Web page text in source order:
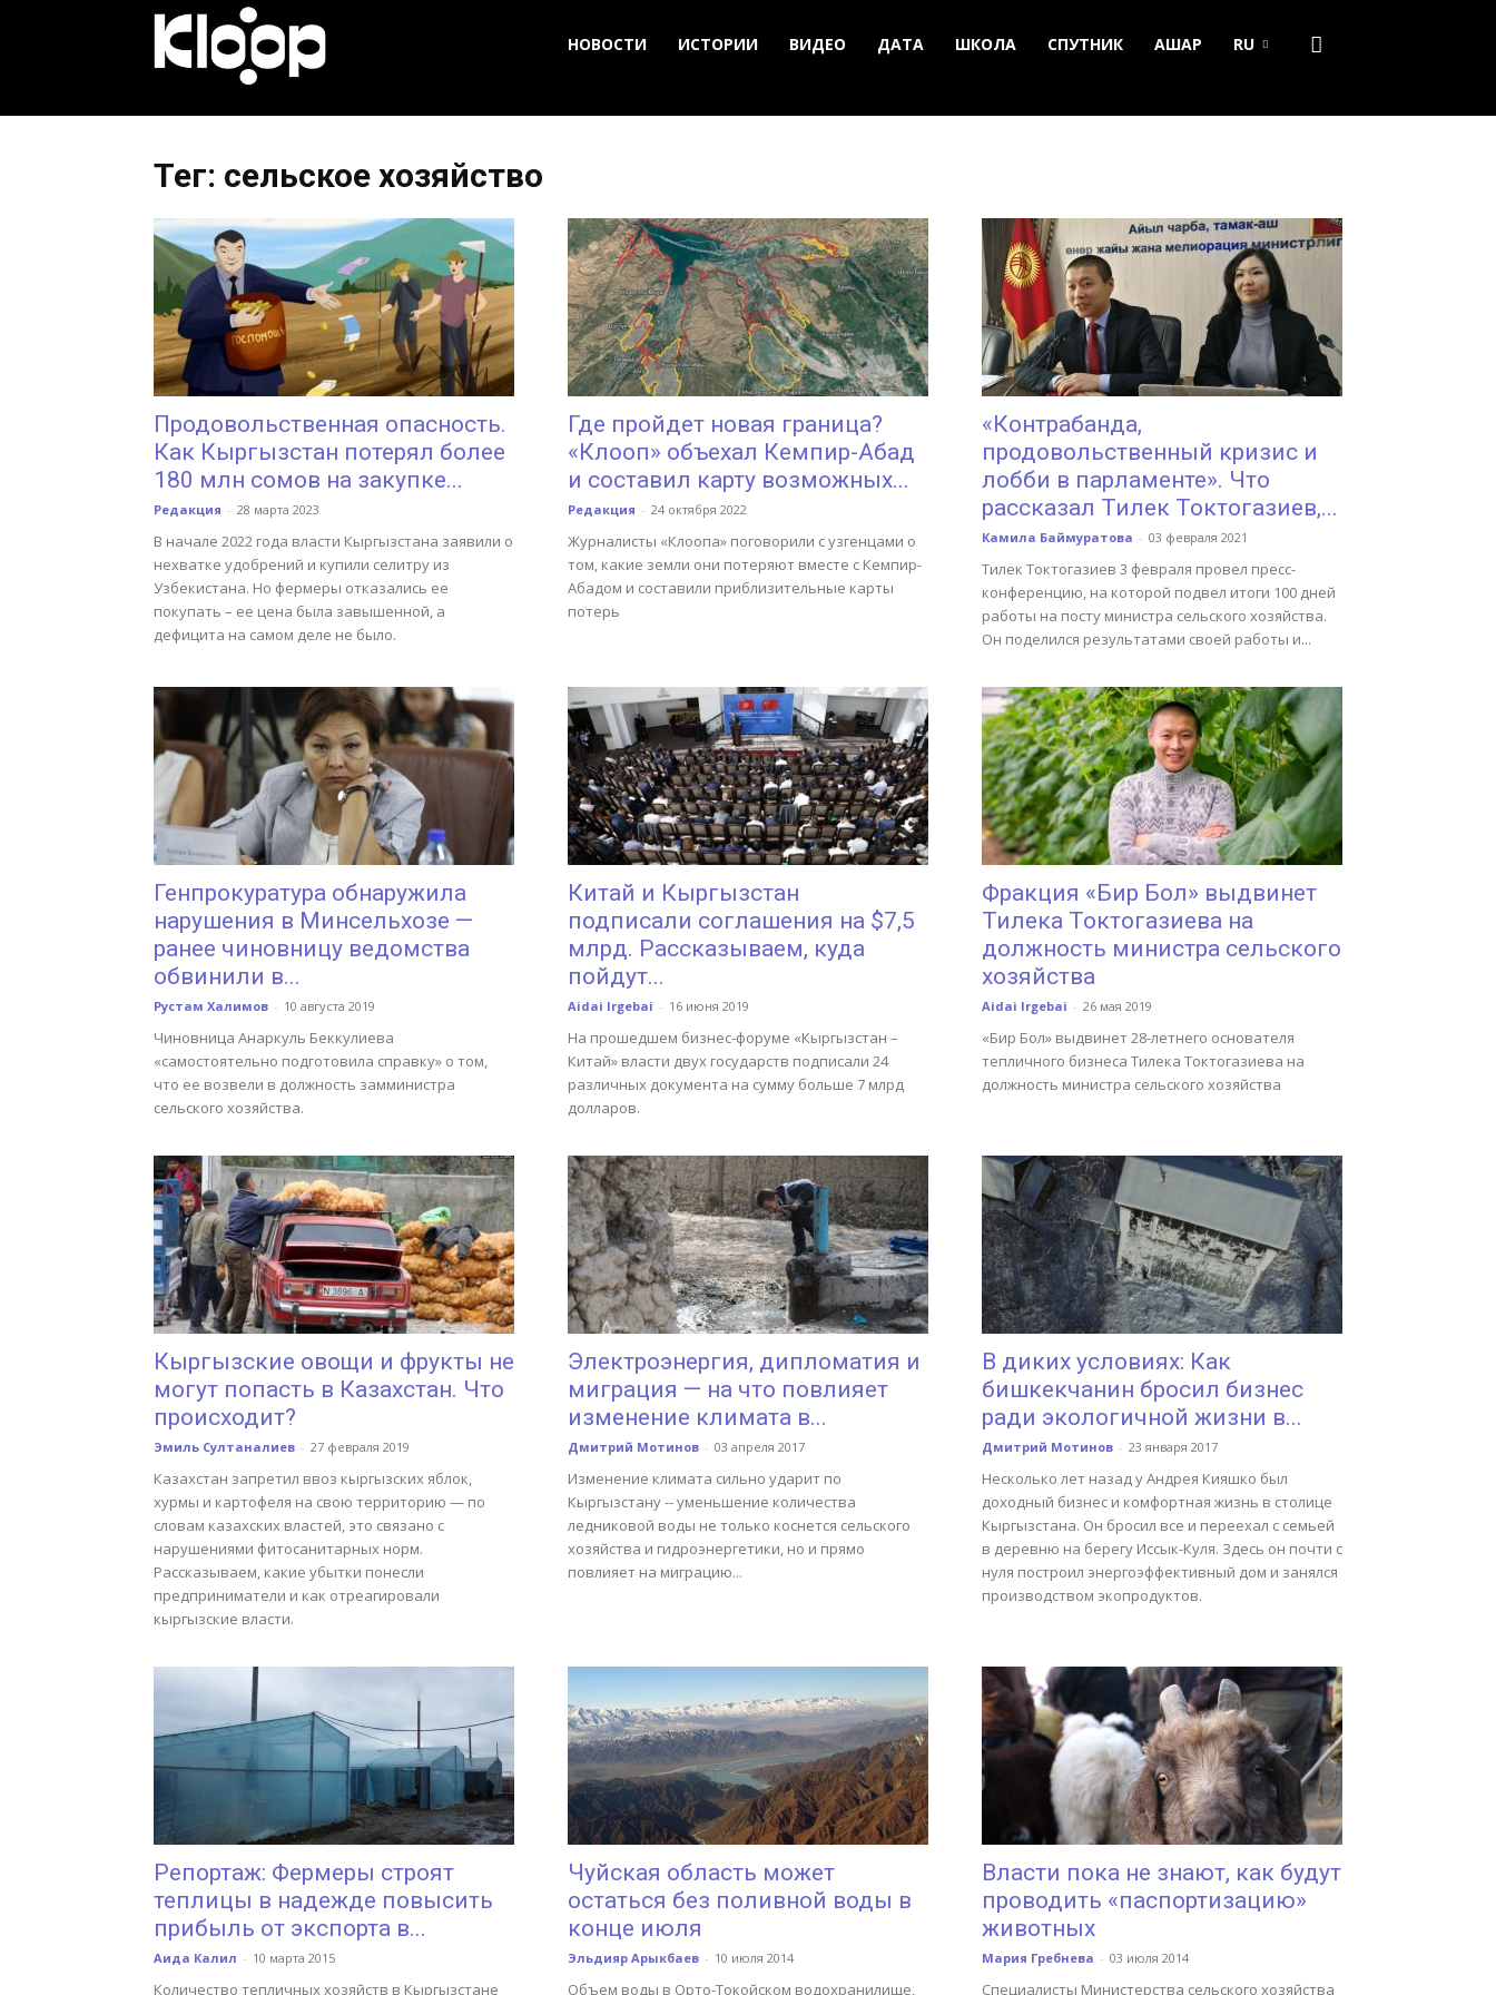
Новости
Кыргызстана
НОВОСТИ ИСТОРИИ ВИДЕО ДАТА ШКОЛА СПУТНИК АШАР RU
Тег: сельское хозяйство
Продовольственная опасность.
Как Кыргызстан потерял более
180 млн сомов на закупке...
Редакция - 28 марта 2023
В начале 2022 года власти Кыргызстана заявили о
нехватке удобрений и купили селитру из
Узбекистана. Но фермеры отказались ее
покупать – ее цена была завышенной, а
дефицита на самом деле не было.
Где пройдет новая граница?
«Клооп» объехал Кемпир-Абад
и составил карту возможных...
Редакция - 24 октября 2022
Журналисты «Клоопа» поговорили с узгенцами о
том, какие земли они потеряют вместе с Кемпир-
Абадом и составили приблизительные карты
потерь
«Контрабанда,
продовольственный кризис и
лобби в парламенте». Что
рассказал Тилек Токтогазиев,...
Камила Баймуратова - 03 февраля 2021
Тилек Токтогазиев 3 февраля провел пресс-
конференцию, на которой подвел итоги 100 дней
работы на посту министра сельского хозяйства.
Он поделился результатами своей работы и...
Генпрокуратура обнаружила
нарушения в Минсельхозе —
ранее чиновницу ведомства
обвинили в...
Рустам Халимов - 10 августа 2019
Чиновница Анаркуль Беккулиева
«самостоятельно подготовила справку» о том,
что ее возвели в должность замминистра
сельского хозяйства.
Китай и Кыргызстан
подписали соглашения на $7,5
млрд. Рассказываем, куда
пойдут...
Aidai Irgebai - 16 июня 2019
На прошедшем бизнес-форуме «Кыргызстан –
Китай» власти двух государств подписали 24
различных документа на сумму больше 7 млрд
долларов.
Фракция «Бир Бол» выдвинет
Тилека Токтогазиева на
должность министра сельского
хозяйства
Aidai Irgebai - 26 мая 2019
«Бир Бол» выдвинет 28-летнего основателя
тепличного бизнеса Тилека Токтогазиева на
должность министра сельского хозяйства
Кыргызские овощи и фрукты не
могут попасть в Казахстан. Что
происходит?
Эмиль Султаналиев - 27 февраля 2019
Казахстан запретил ввоз кыргызских яблок,
хурмы и картофеля на свою территорию — по
словам казахских властей, это связано с
нарушениями фитосанитарных норм.
Рассказываем, какие убытки понесли
предприниматели и как отреагировали
кыргызские власти.
Электроэнергия, дипломатия и
миграция — на что повлияет
изменение климата в...
Дмитрий Мотинов - 03 апреля 2017
Изменение климата сильно ударит по
Кыргызстану -- уменьшение количества
ледниковой воды не только коснется сельского
хозяйства и гидроэнергетики, но и прямо
повлияет на миграцию...
В диких условиях: Как
бишкекчанин бросил бизнес
ради экологичной жизни в...
Дмитрий Мотинов - 23 января 2017
Несколько лет назад у Андрея Кияшко был
доходный бизнес и комфортная жизнь в столице
Кыргызстана. Он бросил все и переехал с семьей
в деревню на берегу Иссык-Куля. Здесь он почти с
нуля построил энергоэффективный дом и занялся
производством экопродуктов.
Репортаж: Фермеры строят
теплицы в надежде повысить
прибыль от экспорта в...
Аида Калил - 10 марта 2015
Количество тепличных хозяйств в Кыргызстане
Чуйская область может
остаться без поливной воды в
конце июля
Эльдияр Арыкбаев - 10 июля 2014
Объем воды в Орто-Токойском водохранилище,
Власти пока не знают, как будут
проводить «паспортизацию»
животных
Мария Гребнева - 03 июля 2014
Специалисты Министерства сельского хозяйства